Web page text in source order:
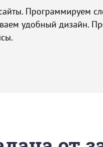
Программируем
удобный дизайн.